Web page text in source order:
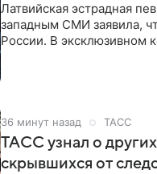
Латвийская эстрадная
западным СМИ заявила,
России. В эксклюзивном
36 минут назад ТАСС
ТАСС узнал о
скрывшихся от